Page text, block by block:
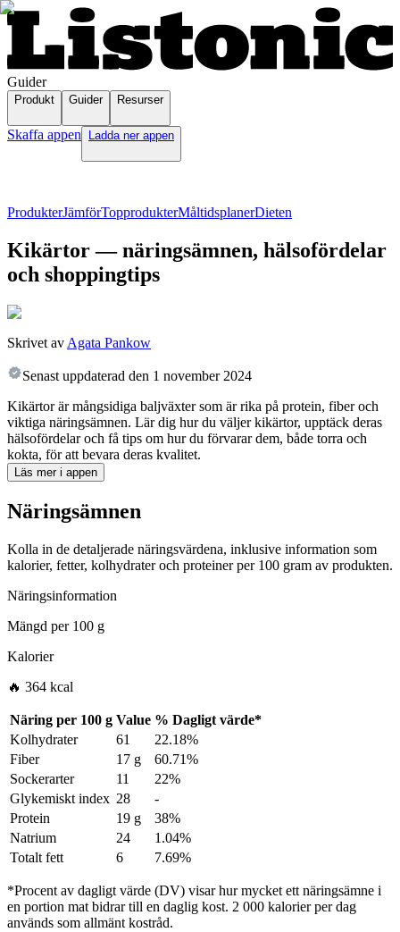
Guider
Produkt Guider Resurser
Skaffa appen Ladda ner appen
ProdukterJämförTopprodukterMåltidsplanerDieten
Kikärtor — näringsämnen, hälsofördelar
och shoppingtips
Skrivet av Agata Pankow
Senast uppdaterad den 1 november 2024
Kikärtor är mångsidiga baljväxter som är rika på protein, fiber och
viktiga näringsämnen. Lär dig hur du väljer kikärtor, upptäck deras
hälsofördelar och få tips om hur du förvarar dem, både torra och
kokta, för att bevara deras kvalitet.
Läs mer i appen
Näringsämnen
Kolla in de detaljerade näringsvärdena, inklusive information som
kalorier, fetter, kolhydrater och proteiner per 100 gram av produkten.
Näringsinformation
Mängd per100 g
Kalorier
🔥 364 kcal
Näring per 100 g Value % Dagligt värde*
Kolhydrater
61
22.18%
Fiber
17 g
60.71%
Sockerarter
11
22%
Glykemiskt index 28
-
Protein
19 g
38%
Natrium
24
1.04%
Totalt fett
6 7.69%
*Procent av dagligt värde (DV) visar hur mycket ett näringsämne i
en portion mat bidrar till en daglig kost. 2 000 kalorier per dag
används som allmänt kostråd.